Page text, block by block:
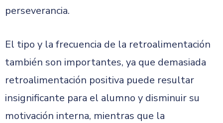
perseverancia.
El tipo y la frecuencia de la retroalimentación
también son importantes, ya que demasiada
retroalimentación positiva puede resultar
insignificante para el alumno y disminuir su
motivación interna, mientras que la